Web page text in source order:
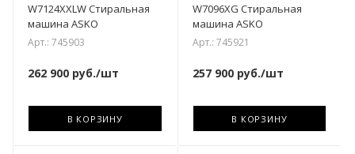
W7124XXLW Стиральная
машина ASKO
Арт.: 745903
262 900 руб./шт
В КОРЗИНУ
W7096XG Стиральная
машина ASKO
Арт.: 745921
257 900руб./шт
В КОРЗИНУ